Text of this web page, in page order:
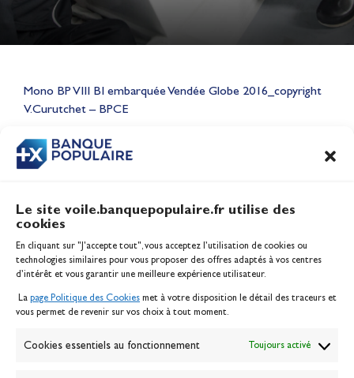
Le site voile.banquepopulaire.fr utilise des
cookies
En cliquant sur "J'accepte tout", vous acceptez l’utilisation de cookies ou
technologies similaires pour vous proposer des offres adaptés à vos centres
d’intérêt et vous garantir une meilleure expérience utilisateur.
La page Politique des Cookies met à votre disposition le détail des traceurs et
vous permet de revenir sur vos choix à tout moment.
Cookies essentiels au fonctionnement Toujours activé
Mono BP VIII BI embarquée Vendée Globe 2016_copyright
V.Curutchet – BPCE
CONTENU
Beach, sur le plan d'eau des
Jeux Olympiques 2028
Inscription serveur média
Contact
Politique des cookies
Banque de la voile